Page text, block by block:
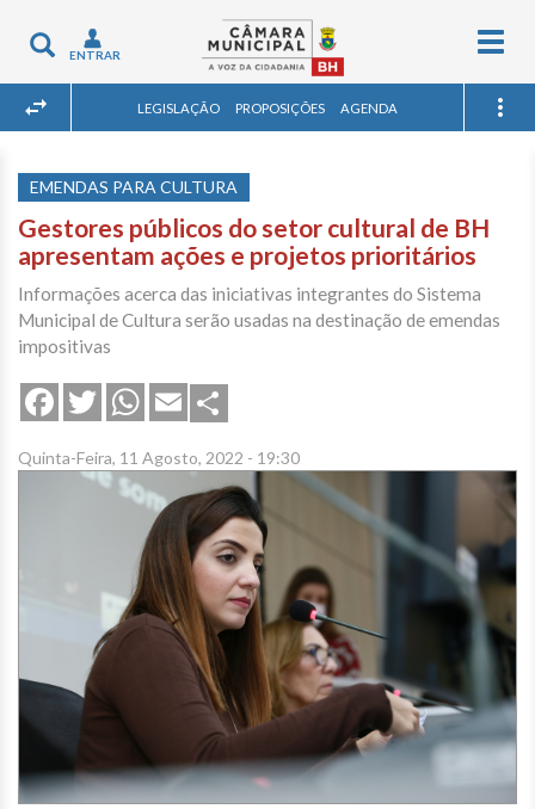
Toggle
navigation
ENTRAR
LEGISLAÇÃO PROPOSIÇÕES AGENDA
EMENDAS PARA CULTURA
Gestores públicos do setor cultural de BH
apresentam ações e projetos prioritários
Informações acerca das iniciativas integrantes do Sistema
Municipal de Cultura serão usadas na destinação de emendas
impositivas
FacebookTwitterWhatsApp
Email
Quinta-Feira, 11 Agosto, 2022 - 19:30